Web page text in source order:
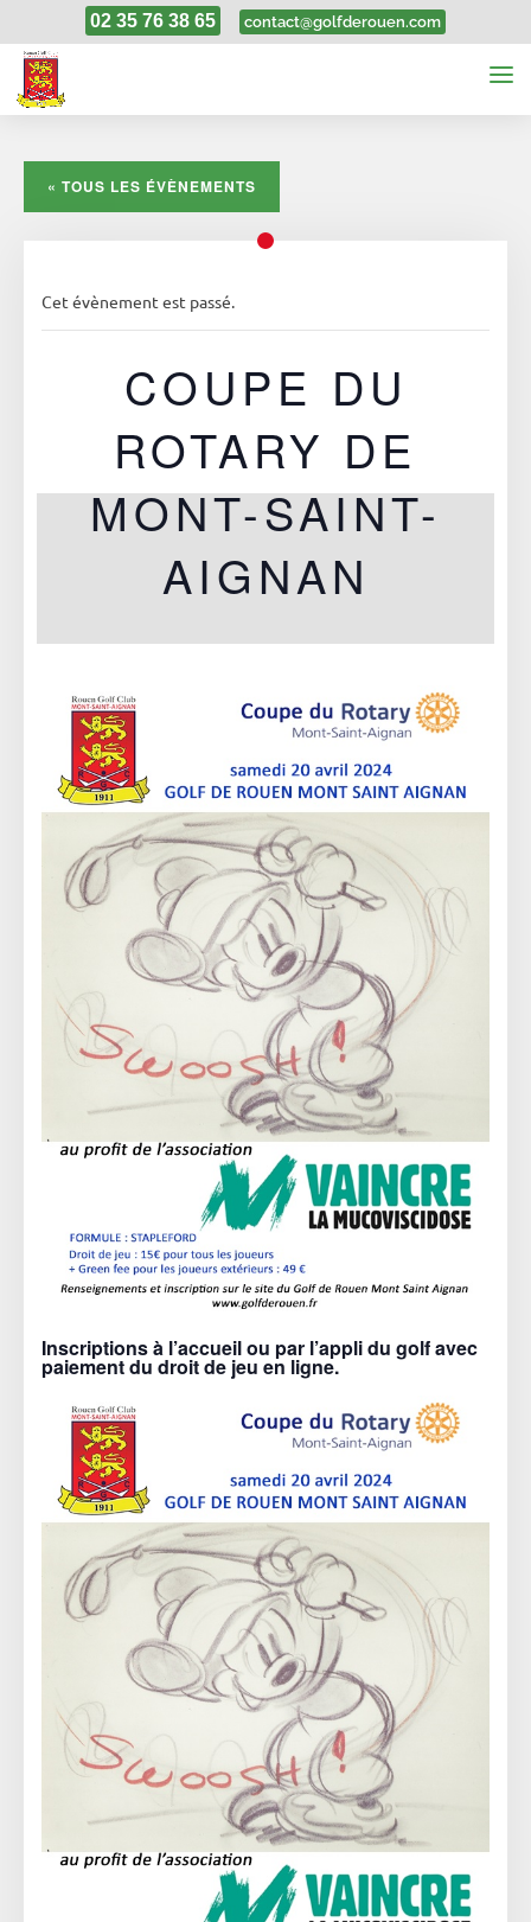
02 35 76 38 65 contact@golfderouen.com
« TOUS LES ÉVÈNEMENTS
Cet évènement est passé.
COUPE DU
ROTARY DE
MONT-SAINT-
AIGNAN
Inscriptions à l’accueil ou par l’appli du golf avec
paiement du droit de jeu en ligne.